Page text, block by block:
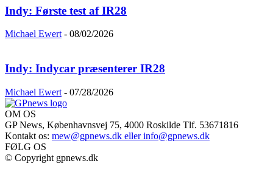
Indy: Første test af IR28
Michael Ewert - 08/02/2026
Indy: Indycar præsenterer IR28
Michael Ewert - 07/28/2026
OM OS
GP News, Københavnsvej 75, 4000 Roskilde Tlf. 53671816
Kontakt os: mew@gpnews.dk eller info@gpnews.dk
FØLG OS
© Copyright gpnews.dk